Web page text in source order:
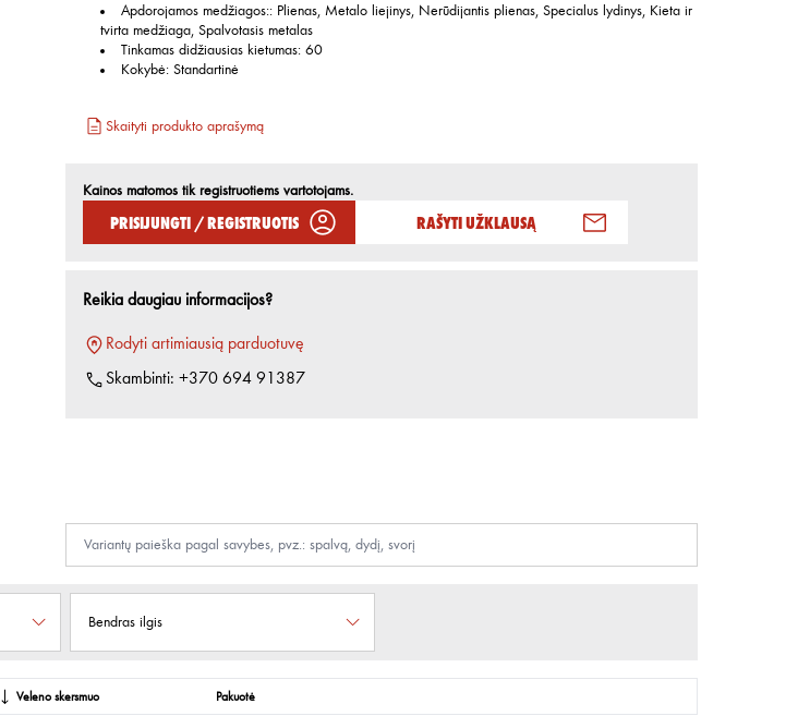
Apdorojamos medžiagos:: Plienas, Metalo liejinys, Nerūdijantis plienas, Specialus lydinys, Kieta ir
tvirta medžiaga, Spalvotasis metalas
Tinkamas didžiausias kietumas: 60
Kokybė: Standartinė
Skaityti produkto aprašymą
Kainos matomos tik registruotiems vartotojams.
Prisijungti / Registruotis Rašyti užklausą
Reikia daugiau informacijos?
Rodyti artimiausią parduotuvę
Skambinti: +370 694 91387
Bendras ilgis
Veleno skersmuo Pakuotė